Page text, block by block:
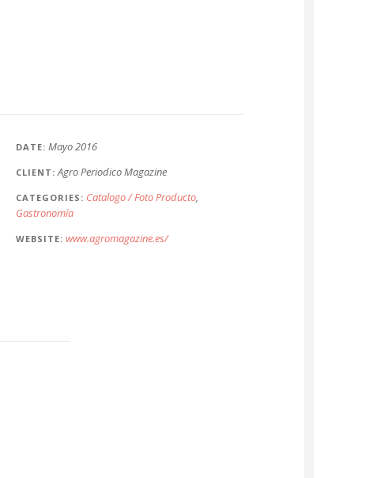
DATE Mayo 2016
CLIENT Agro Periodico Magazine
CATEGORIES
Catalogo / Foto Producto
Gastronomía
WEBSITE www.agromagazine.es/